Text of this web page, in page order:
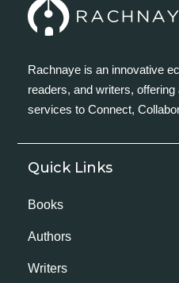
Rachnaye is an innovative
readers, and writers,
services to Connect,
Quick Links
Books
Authors
Writers